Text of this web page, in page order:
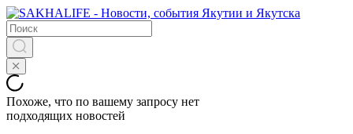
Похоже, что по вашему запросу нет
подходящих новостей